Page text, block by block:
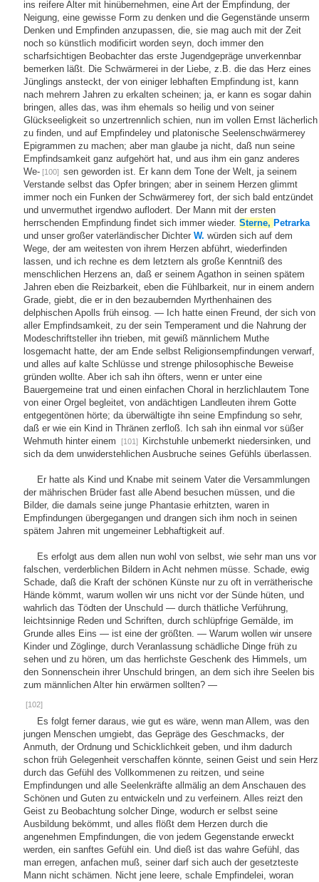
ins reifere Alter mit hinübernehmen, eine Art der Empfindung, der
Neigung, eine gewisse Form zu denken und die Gegenstände unserm
Denken und Empfinden anzupassen, die, sie mag auch mit der Zeit
noch so künstlich modificirt worden seyn, doch immer den
scharfsichtigen Beobachter das erste Jugendgepräge unverkennbar
bemerken läßt. Die Schwärmerei in der Liebe, z.B. die das Herz eines
Jünglings ansteckt, der von einiger lebhaften Empfindung ist, kann
nach mehrern Jahren zu erkalten scheinen; ja, er kann es sogar dahin
bringen, alles das, was ihm ehemals so heilig und von seiner
Glückseeligkeit so unzertrennlich schien, nun im vollen Ernst lächerlich
zu finden, und auf Empfindeley und platonische Seelenschwärmerey
Epigrammen zu machen; aber man glaube ja nicht, daß nun seine
Empfindsamkeit ganz aufgehört hat, und aus ihm ein ganz anderes
We- [100] sen geworden ist. Er kann dem Tone der Welt, ja seinem
Verstande selbst das Opfer bringen; aber in seinem Herzen glimmt
immer noch ein Funken der Schwärmerey fort, der sich bald entzündet
und unvermuthet irgendwo auflodert. Der Mann mit der ersten
herrschenden Empfindung findet sich immer wieder. Sterne, Petrarka
und unser großer vaterländischer Dichter W. würden sich auf dem
Wege, der am weitesten von ihrem Herzen abführt, wiederfinden
lassen, und ich rechne es dem letztern als große Kenntniß des
menschlichen Herzens an, daß er seinem Agathon in seinen spätem
Jahren eben die Reizbarkeit, eben die Fühlbarkeit, nur in einem andern
Grade, giebt, die er in den bezaubernden Myrthenhainen des
delphischen Apolls früh einsog. — Ich hatte einen Freund, der sich von
aller Empfindsamkeit, zu der sein Temperament und die Nahrung der
Modeschriftsteller ihn trieben, mit gewiß männlichem Muthe
losgemacht hatte, der am Ende selbst Religionsempfindungen verwarf,
und alles auf kalte Schlüsse und strenge philosophische Beweise
gründen wollte. Aber ich sah ihn öfters, wenn er unter eine
Bauergemeine trat und einen einfachen Choral in herzlichlautem Tone
von einer Orgel begleitet, von andächtigen Landleuten ihrem Gotte
entgegentönen hörte; da überwältigte ihn seine Empfindung so sehr,
daß er wie ein Kind in Thränen zerfloß. Ich sah ihn einmal vor süßer
Wehmuth hinter einem
[101]
Kirchstuhle unbemerkt niedersinken, und
sich da dem unwiderstehlichen Ausbruche seines Gefühls überlassen.
Er hatte als Kind und Knabe mit seinem Vater die Versammlungen
der mährischen Brüder fast alle Abend besuchen müssen, und die
Bilder, die damals seine junge Phantasie erhitzten, waren in
Empfindungen übergegangen und drangen sich ihm noch in seinen
spätem Jahren mit ungemeiner Lebhaftigkeit auf.
Es erfolgt aus dem allen nun wohl von selbst, wie sehr man uns vor
falschen, verderblichen Bildern in Acht nehmen müsse. Schade, ewig
Schade, daß die Kraft der schönen Künste nur zu oft in verrätherische
Hände kömmt, warum wollen wir uns nicht vor der Sünde hüten, und
wahrlich das Tödten der Unschuld — durch thätliche Verführung,
leichtsinnige Reden und Schriften, durch schlüpfrige Gemälde, im
Grunde alles Eins — ist eine der größten. — Warum wollen wir unsere
Kinder und Zöglinge, durch Veranlassung schädliche Dinge früh zu
sehen und zu hören, um das herrlichste Geschenk des Himmels, um
den Sonnenschein ihrer Unschuld bringen, an dem sich ihre Seelen bis
zum männlichen Alter hin erwärmen sollten? —
[102]
Es folgt ferner daraus, wie gut es wäre, wenn man Allem, was den
jungen Menschen umgiebt, das Gepräge des Geschmacks, der
Anmuth, der Ordnung und Schicklichkeit geben, und ihm dadurch
schon früh Gelegenheit verschaffen könnte, seinen Geist und sein Herz
durch das Gefühl des Vollkommenen zu reitzen, und seine
Empfindungen und alle Seelenkräfte allmälig an dem Anschauen des
Schönen und Guten zu entwickeln und zu verfeinern. Alles reizt den
Geist zu Beobachtung solcher Dinge, wodurch er selbst seine
Ausbildung bekömmt, und alles flößt dem Herzen durch die
angenehmen Empfindungen, die von jedem Gegenstande erweckt
werden, ein sanftes Gefühl ein. Und dieß ist das wahre Gefühl, das
man erregen, anfachen muß, seiner darf sich auch der gesetzteste
Mann nicht schämen. Nicht jene leere, schale Empfindelei, woran